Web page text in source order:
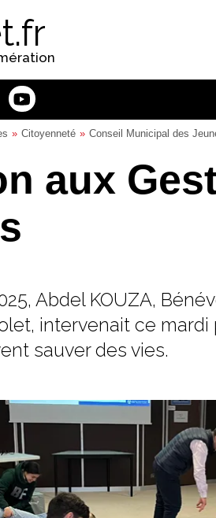
Citoyenneté Conseil Municipal des
aux
Abdel KOUZA,
intervenait ce
sauver des vies.